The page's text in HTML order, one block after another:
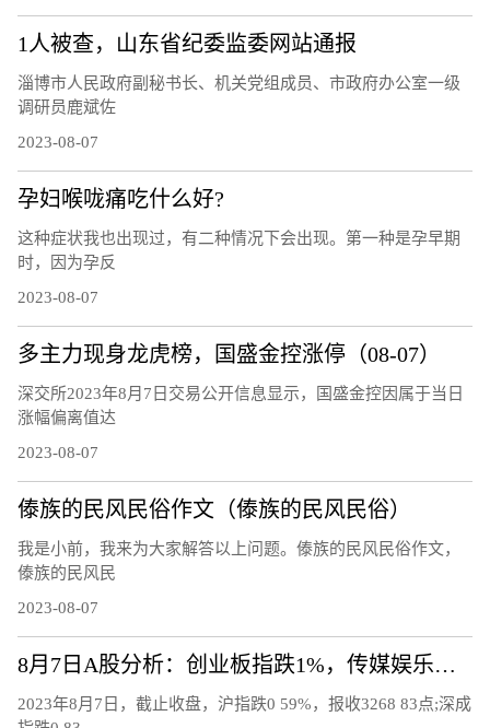
1人被查，山东省纪委监委网站通报
淄博市人民政府副秘书长、机关党组成员、市政府办公室一级
调研员鹿斌佐
2023-08-07
孕妇喉咙痛吃什么好?
这种症状我也出现过，有二种情况下会出现。第一种是孕早期
时，因为孕反
2023-08-07
多主力现身龙虎榜，国盛金控涨停（08-07）
深交所2023年8月7日交易公开信息显示，国盛金控因属于当日
涨幅偏离值达
2023-08-07
傣族的民风民俗作文（傣族的民风民俗）
我是小前，我来为大家解答以上问题。傣族的民风民俗作文，
傣族的民风民
2023-08-07
8月7日A股分析：创业板指跌1%，传媒娱乐板块逆市上涨
2023年8月7日，截止收盘，沪指跌0 59%，报收3268 83点;深成